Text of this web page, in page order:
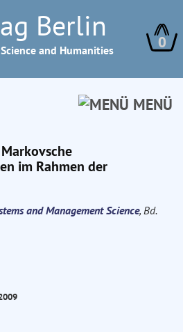
Berlin
and Humanities 0
MENÜ
im Rahmen der
and Management Science, Bd.